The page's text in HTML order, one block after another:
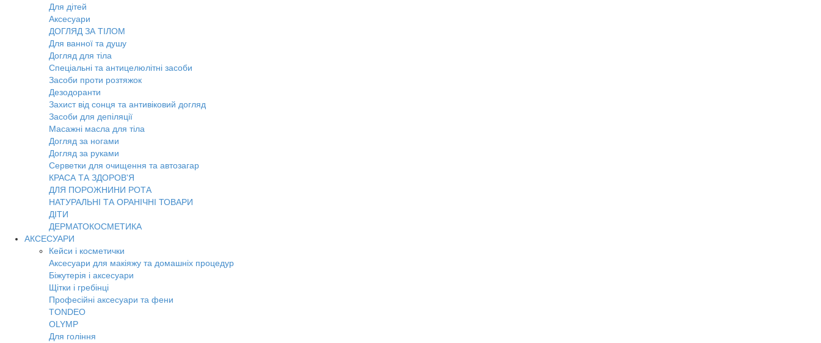
Для дітей
Аксесуари
ДОГЛЯД ЗА ТІЛОМ
Для ванної та душу
Догляд для тіла
Спеціальні та антицелюлітні засоби
Засоби проти розтяжок
Дезодоранти
Захист від сонця та антивіковий догляд
Засоби для депіляції
Масажні масла для тіла
Догляд за ногами
Догляд за руками
Серветки для очищення та автозагар
КРАСА ТА ЗДОРОВ'Я
ДЛЯ ПОРОЖНИНИ РОТА
НАТУРАЛЬНІ ТА ОРАНІЧНІ ТОВАРИ
ДІТИ
ДЕРМАТОКОСМЕТИКА
АКСЕСУАРИ
Кейси і косметички
Аксесуари для макіяжу та домашніх процедур
Біжутерія і аксесуари
Щітки і гребінці
Професійні аксесуари та фени
TONDEO
OLYMP
Для гоління